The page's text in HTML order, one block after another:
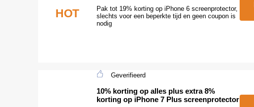
HOT
Pak tot 19% korting op iPhone 6 screenprotector,
slechts voor een beperkte tijd en geen coupon is
nodig
Geverifieerd
10% korting op alles plus extra 8%
korting op iPhone 7 Plus screenprotector